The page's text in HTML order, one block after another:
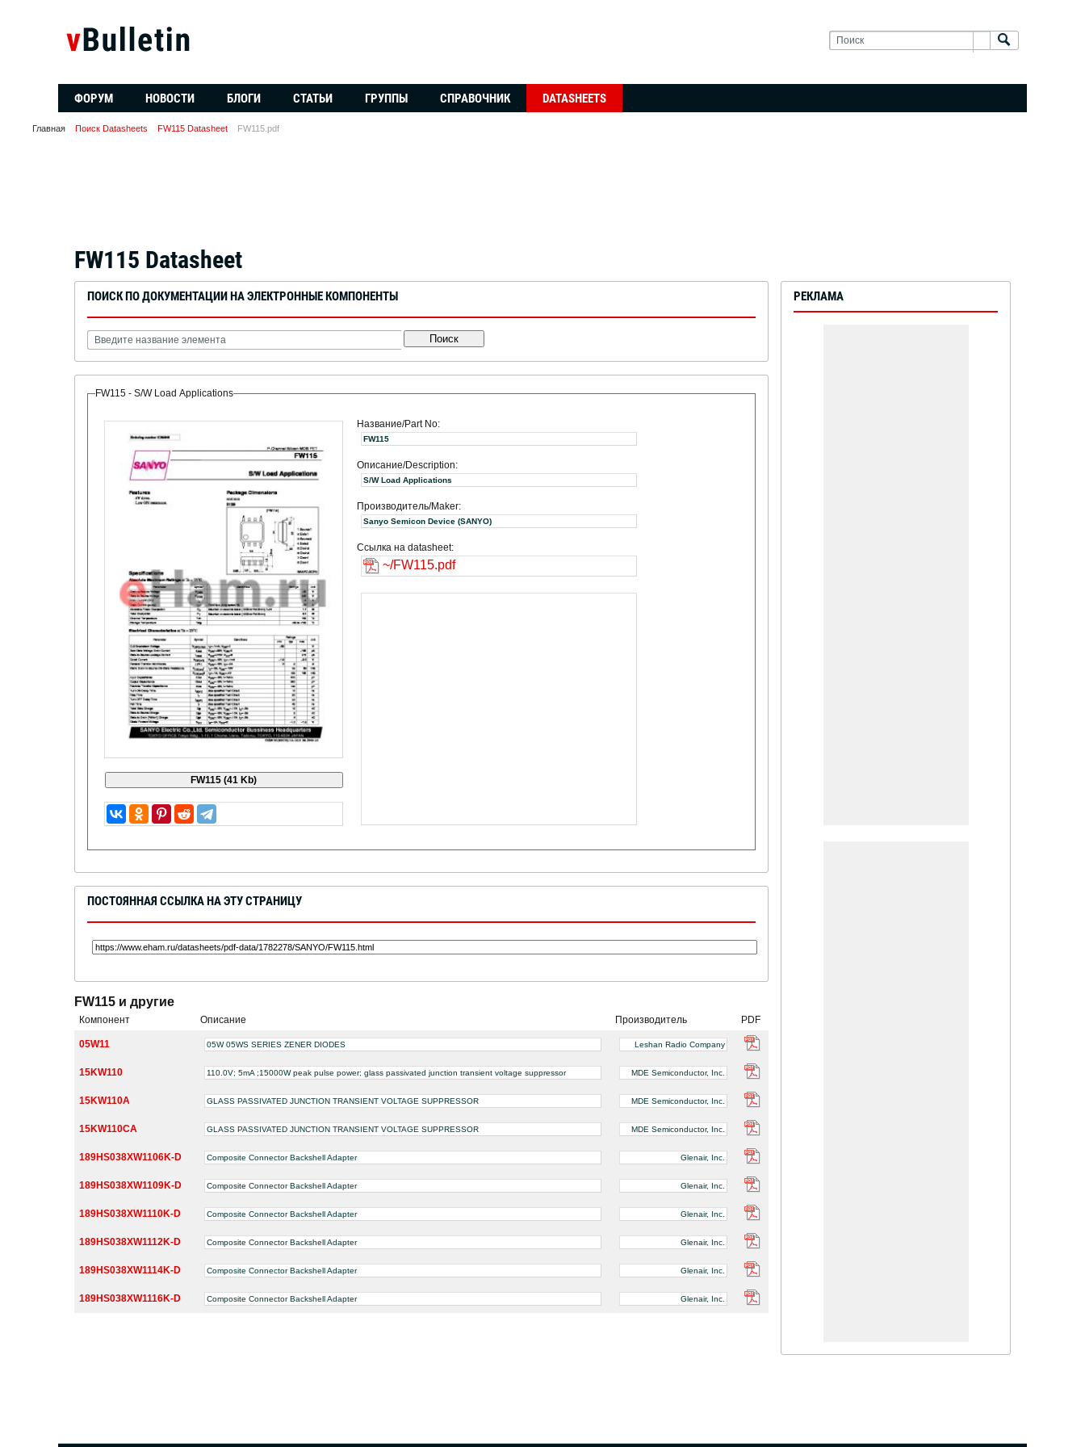
ФОРУМ НОВОСТИ БЛОГИ СТАТЬИ ГРУППЫ СПРАВОЧНИК DATASHEETS
Главная Поиск Datasheets FW115 Datasheet FW115.pdf
FW115 Datasheet
ПОИСК ПО ДОКУМЕНТАЦИИ НА ЭЛЕКТРОННЫЕ КОМПОНЕНТЫ
Поиск
FW115 - S/W Load Applications
Название/Part No:
FW115
Описание/Description:
S/W Load Applications
Производитель/Maker:
Sanyo Semicon Device (SANYO)
Ссылка на datasheet:
~/FW115.pdf
ПОСТОЯННАЯ ССЫЛКА НА ЭТУ СТРАНИЦУ
FW115 и другие
Компонент Описание Производитель PDF
05W11 05W 05WS SERIES ZENER DIODES Leshan Radio Company
15KW110 110.0V; 5mA ;15000W peak pulse power; glass passivated junction transient voltage suppressor MDE Semiconductor, Inc.
15KW110A GLASS PASSIVATED JUNCTION TRANSIENT VOLTAGE SUPPRESSOR MDE Semiconductor, Inc.
15KW110CA GLASS PASSIVATED JUNCTION TRANSIENT VOLTAGE SUPPRESSOR MDE Semiconductor, Inc.
189HS038XW1106K-D Composite Connector Backshell Adapter Glenair, Inc.
189HS038XW1109K-D Composite Connector Backshell Adapter Glenair, Inc.
189HS038XW1110K-D Composite Connector Backshell Adapter Glenair, Inc.
189HS038XW1112K-D Composite Connector Backshell Adapter Glenair, Inc.
189HS038XW1114K-D Composite Connector Backshell Adapter Glenair, Inc.
189HS038XW1116K-D Composite Connector Backshell Adapter Glenair, Inc.
РЕКЛАМА